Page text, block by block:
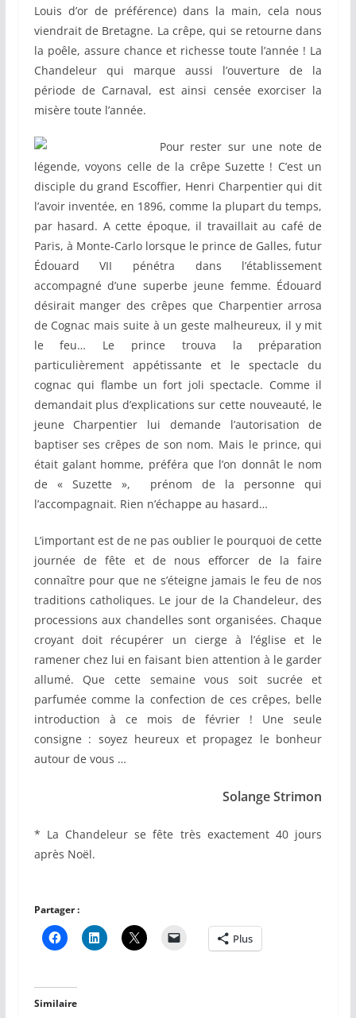
Louis d’or de préférence) dans la main, cela nous
viendrait de Bretagne. La crêpe, qui se retourne dans
la poêle, assure chance et richesse toute l’année ! La
Chandeleur qui marque aussi l’ouverture de la
période de Carnaval, est ainsi censée exorciser la
misère toute l’année.
Pour rester sur une note de
légende, voyons celle de la crêpe Suzette ! C’est un
disciple du grand Escoffier, Henri Charpentier qui dit
l’avoir inventée, en 1896, comme la plupart du temps,
par hasard. A cette époque, il travaillait au café de
Paris, à Monte-Carlo lorsque le prince de Galles, futur
Édouard VII pénétra dans l’établissement
accompagné d’une superbe jeune femme. Édouard
désirait manger des crêpes que Charpentier arrosa
de Cognac mais suite à un geste malheureux, il y mit
le feu… Le prince trouva la préparation
particulièrement appétissante et le spectacle du
cognac qui flambe un fort joli spectacle. Comme il
demandait plus d’explications sur cette nouveauté, le
jeune Charpentier lui demande l’autorisation de
baptiser ses crêpes de son nom. Mais le prince, qui
était galant homme, préféra que l’on donnât le nom
de « Suzette », prénom de la personne qui
l’accompagnait. Rien n’échappe au hasard…
L’important est de ne pas oublier le pourquoi de cette
journée de fête et de nous efforcer de la faire
connaître pour que ne s’éteigne jamais le feu de nos
traditions catholiques. Le jour de la Chandeleur, des
processions aux chandelles sont organisées. Chaque
croyant doit récupérer un cierge à l’église et le
ramener chez lui en faisant bien attention à le garder
allumé. Que cette semaine vous soit sucrée et
parfumée comme la confection de ces crêpes, belle
introduction à ce mois de février ! Une seule
consigne : soyez heureux et propagez le bonheur
autour de vous …
Solange Strimon
* La Chandeleur se fête très exactement 40 jours
après Noël.
Partager :
Plus
Similaire